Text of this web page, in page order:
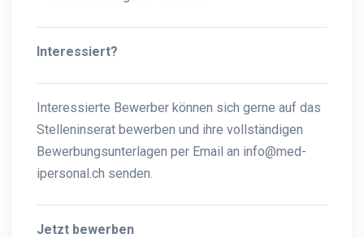
Interessiert?
Interessierte Bewerber können sich gerne auf das
Stelleninserat bewerben und ihre vollständigen
Bewerbungsunterlagen per Email an info@med-
ipersonal.ch senden.
Jetzt bewerben